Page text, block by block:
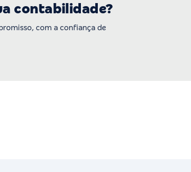
contabilidade?
com a confiança de